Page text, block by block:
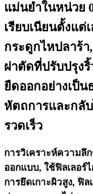
แม่นยำในหน่วย
เรียบเนียนตั้งแต่
กระดูกไหปลาร้า
ผ่าตัดที่ปรับปรุง
ยืดออกอย่างเป็
หัตถการและกลั
รวดเร็ว
การวิเคราะห์ความลึ
ออกแบบ, ใช้ฟิลเลอ
การยึดเกาะผิวสูง, ฟิ